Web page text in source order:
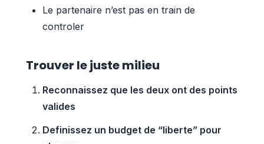
Le partenaire n’est pas en train de
controler
Trouver le juste milieu
Reconnaissez que les deux ont des points
valides
Definissez un budget de “liberte” pour